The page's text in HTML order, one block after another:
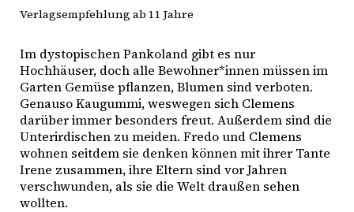
Verlagsempfehlung ab 11 Jahre
Im dystopischen Pankoland gibt es nur
Hochhäuser, doch alle Bewohner*innen müssen im
Garten Gemüse pflanzen, Blumen sind verboten.
Genauso Kaugummi, weswegen sich Clemens
darüber immer besonders freut. Außerdem sind die
Unterirdischen zu meiden. Fredo und Clemens
wohnen seitdem sie denken können mit ihrer Tante
Irene zusammen, ihre Eltern sind vor Jahren
verschwunden, als sie die Welt draußen sehen
wollten.